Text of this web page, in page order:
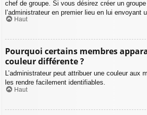
chef de groupe. Si vous désirez créer un
l’administrateur en premier lieu en lui envoyant
Haut
Pourquoi certains membres
couleur différente ?
L’administrateur peut attribuer une couleur aux
les rendre facilement identifiables.
Haut